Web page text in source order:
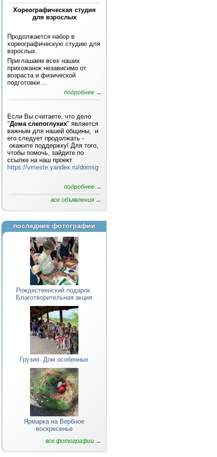
Хореографическая студия
для взрослых
Продолжается набор в
хореографическую студию для
взрослых.
Приглашаем всех наших
прихожанок независимо от
возраста и физической
подготовки ...
подробнее →
Если Вы считаете, что дело
"Дома слепоглухих" является
важным для нашей общины, и
его следует продолжать -
окажите поддержку! Для того,
чтобы помочь, зайдите по
ссылке на наш проект
https://vmeste.yandex.ru/domsg
подробнее →
все объявления →
последние фотографии
Рождественский подарок.
Благотворительная акция
Грузия. Дом особенных
Ярмарка на Вербное
воскресенье
все фотографии →